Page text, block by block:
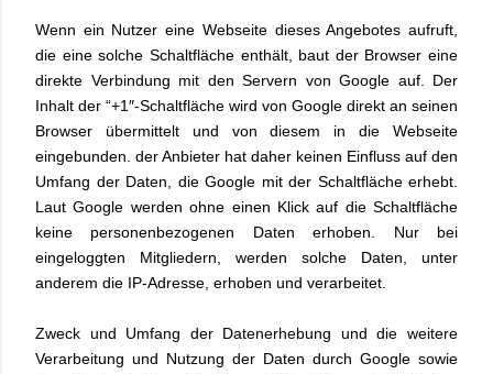
Wenn ein Nutzer eine Webseite dieses Angebotes aufruft,
die eine solche Schaltfläche enthält, baut der Browser eine
direkte Verbindung mit den Servern von Google auf. Der
Inhalt der “+1″-Schaltfläche wird von Google direkt an seinen
Browser übermittelt und von diesem in die Webseite
eingebunden. der Anbieter hat daher keinen Einfluss auf den
Umfang der Daten, die Google mit der Schaltfläche erhebt.
Laut Google werden ohne einen Klick auf die Schaltfläche
keine personenbezogenen Daten erhoben. Nur bei
eingeloggten Mitgliedern, werden solche Daten, unter
anderem die IP-Adresse, erhoben und verarbeitet.
Zweck und Umfang der Datenerhebung und die weitere
Verarbeitung und Nutzung der Daten durch Google sowie